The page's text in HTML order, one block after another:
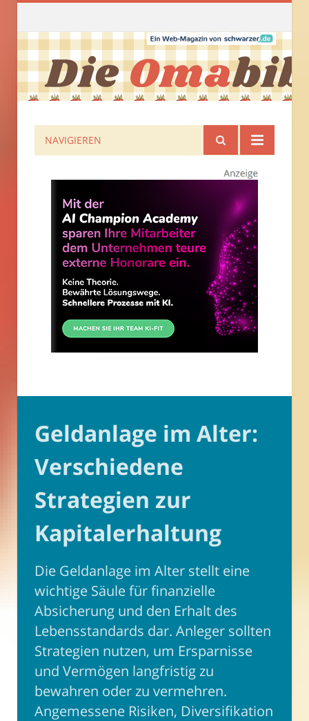
NAVIGIEREN
Geldanlage im Alter:
Verschiedene
Strategien zur
Kapitalerhaltung
Die Geldanlage im Alter stellt eine
wichtige Säule für finanzielle
Absicherung und den Erhalt des
Lebensstandards dar. Anleger sollten
Strategien nutzen, um Ersparnisse
und Vermögen langfristig zu
bewahren oder zu vermehren.
Angemessene Risiken, Diversifikation